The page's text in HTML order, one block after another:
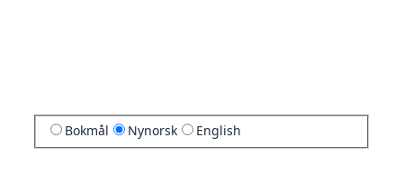
Bokmål Nynorsk English